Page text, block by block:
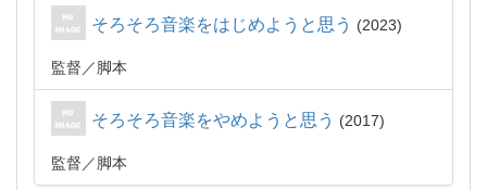
そろそろ音楽をはじめようと思う 2023
監督 脚本
そろそろ音楽をやめようと思う 2017
監督 脚本